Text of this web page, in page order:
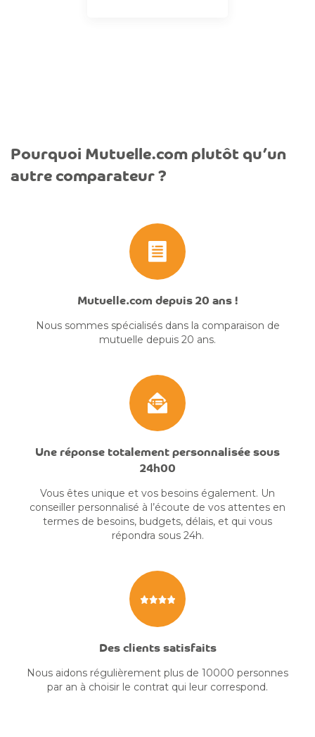
Pourquoi Mutuelle.com plutôt qu’un
autre comparateur ?
Mutuelle.com depuis 20 ans !
Nous sommes spécialisés dans la comparaison de
mutuelle depuis 20 ans.
Une réponse totalement personnalisée sous
24h00
Vous êtes unique et vos besoins également. Un
conseiller personnalisé à l’écoute de vos attentes en
termes de besoins, budgets, délais, et qui vous
répondra sous 24h.
Des clients satisfaits
Nous aidons régulièrement plus de 10000 personnes
par an à choisir le contrat qui leur correspond.